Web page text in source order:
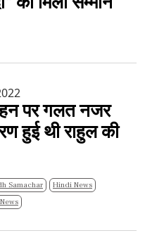
पर गलत नजर
हुई थी राहुल की
Apradh Samachar
Hindi News